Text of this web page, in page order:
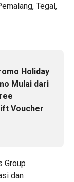
Tegal,
Holiday
Mulai dari
Voucher
Group
dan